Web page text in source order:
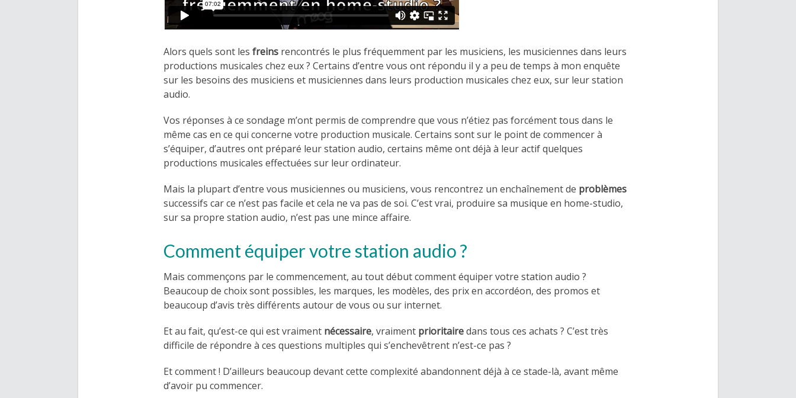
Alors quels sont les freins rencontrés le plus fréquemment par les musiciens, les musiciennes dans leurs
productions musicales chez eux ? Certains d’entre vous ont répondu il y a peu de temps à mon enquête
sur les besoins des musiciens et musiciennes dans leurs production musicales chez eux, sur leur station
audio.
Vos réponses à ce sondage m’ont permis de comprendre que vous n’étiez pas forcément tous dans le
même cas en ce qui concerne votre production musicale. Certains sont sur le point de commencer à
s’équiper, d’autres ont préparé leur station audio, certains même ont déjà à leur actif quelques
productions musicales effectuées sur leur ordinateur.
Mais la plupart d’entre vous musiciennes ou musiciens, vous rencontrez un enchaînement de problèmes
successifs car ce n’est pas facile et cela ne va pas de soi. C’est vrai, produire sa musique en home-studio,
sur sa propre station audio, n’est pas une mince affaire.
Comment équiper votre station audio ?
Mais commençons par le commencement, au tout début comment équiper votre station audio ?
Beaucoup de choix sont possibles, les marques, les modèles, des prix en accordéon, des promos et
beaucoup d’avis très différents autour de vous ou sur internet.
Et au fait, qu’est-ce qui est vraiment nécessaire, vraiment prioritairedans tous ces achats ? C’est très
difficile de répondre à ces questions multiples qui s’enchevêtrent n’est-ce pas ?
Et comment ! D’ailleurs beaucoup devant cette complexité abandonnent déjà à ce stade-là, avant même
d’avoir pu commencer.